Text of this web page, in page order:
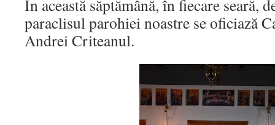
În această săptămână, în fiecare seară,
paraclisul parohiei noastre se oficiază
Andrei Criteanul.